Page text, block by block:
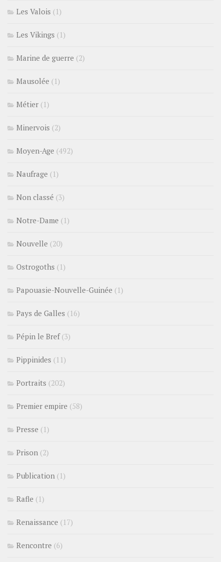
Les Valois (1)
Les Vikings (1)
Marine de guerre (2)
Mausolée (1)
Métier (1)
Minervois (2)
Moyen-Age (492)
Naufrage (1)
Non classé (3)
Notre-Dame (1)
Nouvelle (20)
Ostrogoths (1)
Papouasie-Nouvelle-Guinée (1)
Pays de Galles (16)
Pépin le Bref(3)
Pippinides (11)
Portraits (202)
Premier empire (58)
Presse (1)
Prison (2)
Publication (1)
Rafle (1)
Renaissance (17)
Rencontre (6)